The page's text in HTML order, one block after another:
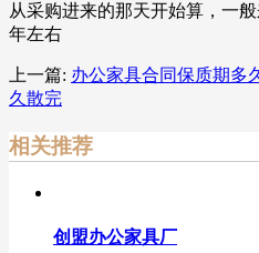
从采购进来的那天开始算，一
年左右
上一篇: 办公家具合同保质期多
久散完
相关推荐
创盟办公家具厂